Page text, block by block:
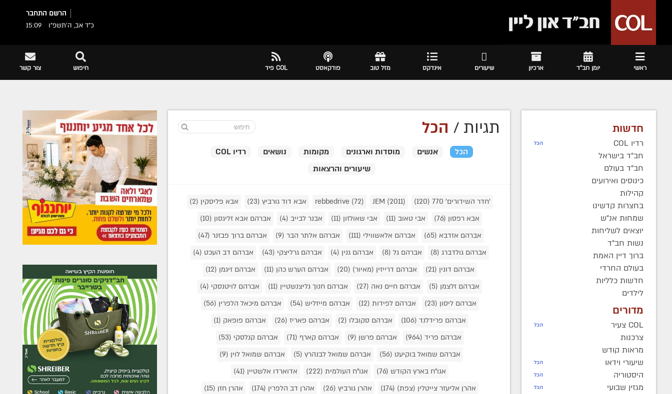
הרשם התחבר
כ"ד אב, ה׳תשפ״ו
15:09
ראשי יומן חב"ד ארכיון שיעורים אינדקס מזל טוב פודקאסט COL פיד צור קשר חיפוש
חדשות
רדיו COL הכל
חב"ד בישראל
חב"ד בעולם
כינוסים ואירועים
קהילות
בחצרות קדשינו
שמחות אנ"ש
יוצאים לשליחות
נשות חב"ד
ברוך דיין האמת
בעולם החרדי
חדשות כלליות
לילדים
מדורים
COL צעיר הכל
צרכנות
מראות קודש
שיעורי וידאו
הכל
היסטוריה הכל
מגזין שבועי הכל
תגיות /הכל
הכל אנשים מוסדות וארגונים מקומות נושאים
רדיו COL
שיעורים והרצאות
'חדר השידורים' 770 (120)
JEM (2011)
rebbedrive (72) אבא דוד גורביץ (23) אבא פליסקין (2)
אבא רפסון (76) אבי טאוב (11) אבי שאולזון (11) אבנר לבייב (4) אברהם אבא זליגסון (10)
אברהם אזדבא (65) אברהם אלאשווילי (111) אברהם אלתר הבר (9) אברהם ברוך פבזנר (47)
אברהם גולדברג (8) אברהם גל (8) אברהם גנין (4) אברהם גרליצקי (43) אברהם דב העכט (4)
אברהם דונין (21) אברהם דרייזין (מאיור) (20) אברהם הערש כהן (11) אברהם זיגמן (12)
אברהם זלצמן (5) אברהם חיים נאה (27) אברהם חנוך גליצנשטיין (11) אברהם לויטנסקי (4)
אברהם ליסון (23) אברהם לפידות (12) אברהם מייזליש (54) אברהם מיכאל הלפרין (56)
אברהם פרידלנד (106) אברהם סקובלו (2) אברהם פאריז (26) אברהם פופאק (1)
אברהם פריד (964) אברהם פרשן (9) אברהם קארף (71) אברהם קנלסקי (53)
אברהם שמואל בוקיעט (56) אברהם שמואל לבנהרץ (5) אברהם שמואל לוין (9)
אגו"ח בארץ הקודש (76) אגו"ח העולמית (222) אדוארדו אלשטיין (41)
אהרן אליעזר צייטלין (צפת) (174) אהרן גורביץ (26) אהרן דב הלפרין (174) אהרן חזן (15)